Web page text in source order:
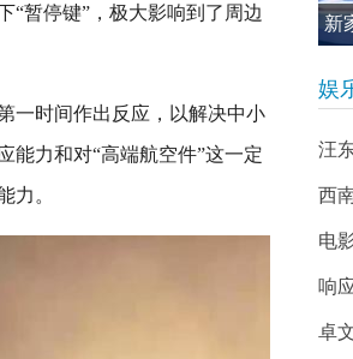
“暂停键”，极大影响到了周边
一时间作出反应，以解决中小
能力和对“高端航空件”这一定
力。
新
娱
汪
西
电
响
卓